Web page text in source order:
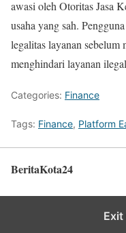
awasi oleh Otoritas Jasa
usaha yang sah.
legalitas layanan
menghindari layanan
Categories: Finance
Tags: Finance, Platform
BeritaKota24